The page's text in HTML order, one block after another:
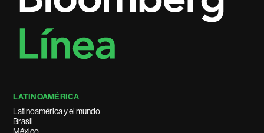
LATINOAMÉRICA
Latinoamérica y el mundo
Brasil